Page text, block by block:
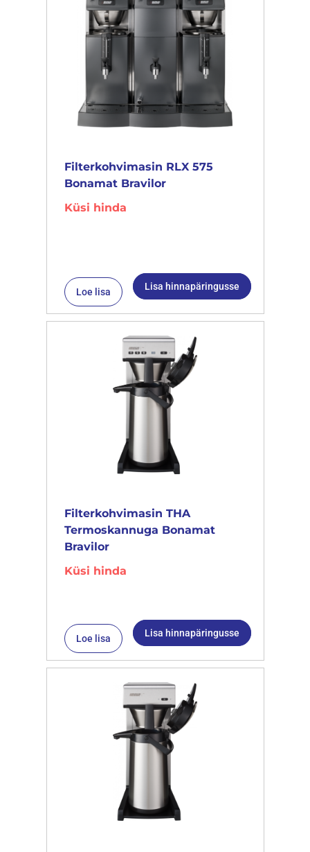
Filterkohvimasin RLX 575
Bonamat Bravilor
Küsi hinda
Loe lisa Lisa hinnapäringusse
Filterkohvimasin THA
Termoskannuga Bonamat
Bravilor
Küsi hinda
Loe lisa Lisa hinnapäringusse